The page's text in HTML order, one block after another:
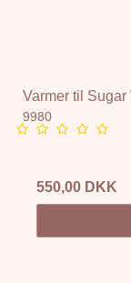
Varmer til Sugar
9980
550,00 DKK